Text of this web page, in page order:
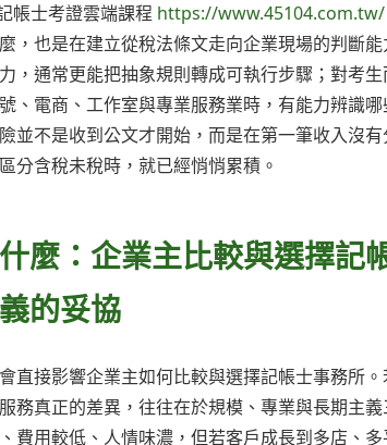
帳士考證雲端課程 https://www.45104.com.tw/
，也是在建立從稅法條文走向企業現場的判斷
，通常更能把抽象規則轉成可執行步驟；對考
、電商、工作室與專業服務業時，有能力辨識
並不是收到公文才開始，而是在第一筆收入沒
分含稅未稅時，就已經悄悄累積。
麼：企業主比較與選擇記
的妥協
直接影響企業主如何比較與選擇記帳士事務所
務真正的差異，往往在於規模、專業與長期主
費用較低、人情味濃，但若客戶成長到多店、